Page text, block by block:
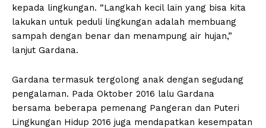
kepada lingkungan. “Langkah kecil lain yang bisa kita
lakukan untuk peduli lingkungan adalah membuang
sampah dengan benar dan menampung air hujan,”
lanjut Gardana.
Gardana termasuk tergolong anak dengan segudang
pengalaman. Pada Oktober 2016 lalu Gardana
bersama beberapa pemenang Pangeran dan Puteri
Lingkungan Hidup 2016 juga mendapatkan kesempatan